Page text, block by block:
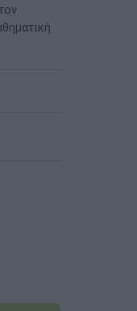
ΣΧΟΛΙΚΏΝ